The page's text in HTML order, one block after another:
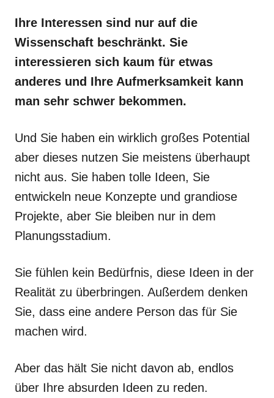
Ihre Interessen sind nur auf die
Wissenschaft beschränkt. Sie
interessieren sich kaum für etwas
anderes und Ihre Aufmerksamkeit kann
man sehr schwer bekommen.
Und Sie haben ein wirklich großes Potential
aber dieses nutzen Sie meistens überhaupt
nicht aus. Sie haben tolle Ideen, Sie
entwickeln neue Konzepte und grandiose
Projekte, aber Sie bleiben nur in dem
Planungsstadium.
Sie fühlen kein Bedürfnis, diese Ideen in der
Realität zu überbringen. Außerdem denken
Sie, dass eine andere Person das für Sie
machen wird.
Aber das hält Sie nicht davon ab, endlos
über Ihre absurden Ideen zu reden.